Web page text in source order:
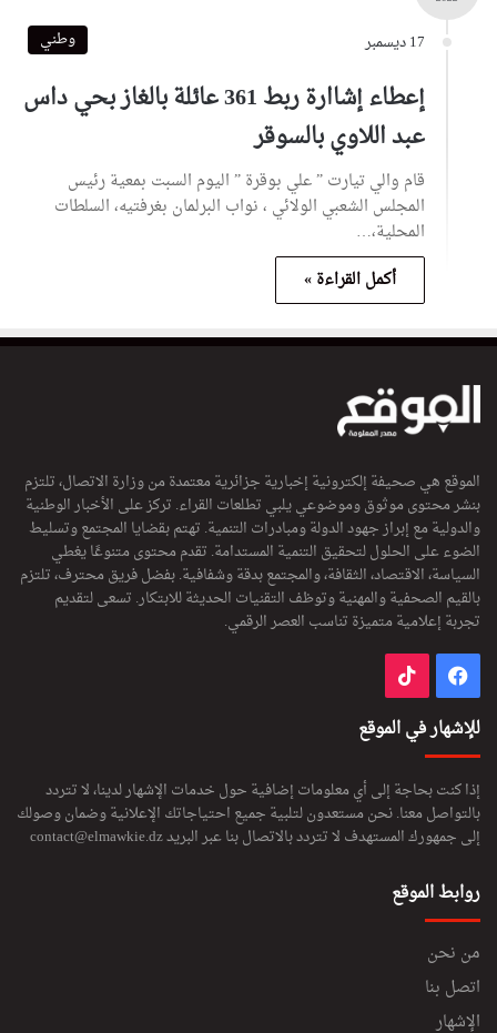
17 ديسمبر وطني
إعطاء إشاارة ربط 361 عائلة بالغاز بحي داس
عبد اللاوي بالسوقر
قام والي تيارت ” علي بوقرة ” اليوم السبت بمعية رئيس
المجلس الشعبي الولائي ، نواب البرلمان بغرفتيه، السلطات
المحلية،…
أكمل القراءة »
الموقع هي صحيفة إلكترونية إخبارية جزائرية معتمدة من وزارة الاتصال، تلتزم
بنشر محتوى موثوق وموضوعي يلبي تطلعات القراء. تركز على الأخبار الوطنية
والدولية مع إبراز جهود الدولة ومبادرات التنمية. تهتم بقضايا المجتمع وتسليط
الضوء على الحلول لتحقيق التنمية المستدامة. تقدم محتوى متنوعًا يغطي
السياسة، الاقتصاد، الثقافة، والمجتمع بدقة وشفافية. بفضل فريق محترف، تلتزم
بالقيم الصحفية والمهنية وتوظف التقنيات الحديثة للابتكار. تسعى لتقديم
تجربة إعلامية متميزة تناسب العصر الرقمي.
فيسبوك
للإشهار في الموقع
إذا كنت بحاجة إلى أي معلومات إضافية حول خدمات الإشهار لدينا، لا تتردد
بالتواصل معنا. نحن مستعدون لتلبية جميع احتياجاتك الإعلانية وضمان وصولك
إلى جمهورك المستهدف لا تتردد بالاتصال بنا عبر البريدcontact@elmawkie.dz
روابط الموقع
من نحن
اتصل بنا
الإشهار